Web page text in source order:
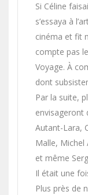
Si Céline
s’essaya à
cinéma et fit
compte pas
Voyage. À
dont
Par la suite,
envisageront
Autant-Lara,
Malle, Michel
et même
Il était une
Plus près de